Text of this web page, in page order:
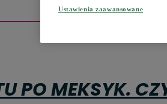
PO MEKSYK.
Ustawienia zaawansowane